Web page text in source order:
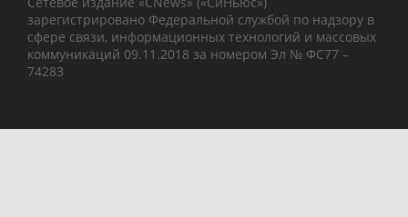
зарегистрировано Федеральной службой по надзору в
сфере связи, информационных технологий и массовых
коммуникаций 09.11.2018 за номером Эл № ФС77 –
74283